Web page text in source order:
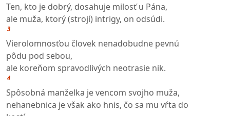
Ten, kto je dobrý, dosahuje milosť u Pána,
ale muža, ktorý (strojí) intrigy, on odsúdi.
3
Vierolomnosťou človek nenadobudne pevnú
pôdu pod sebou,
ale koreňom spravodlivých neotrasie nik.
4
Spôsobná manželka je vencom svojho muža,
nehanebnica je však ako hnis, čo sa mu vŕta do